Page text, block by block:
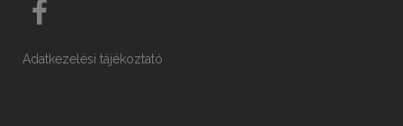
Adatkezelési tájékoztató